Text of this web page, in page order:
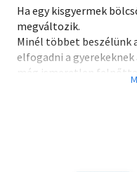
Ha egy kisgyermek
megváltozik.
Minél többet beszélünk
elfogadni a
még ismeretlen
Erre az ismerkedésre,